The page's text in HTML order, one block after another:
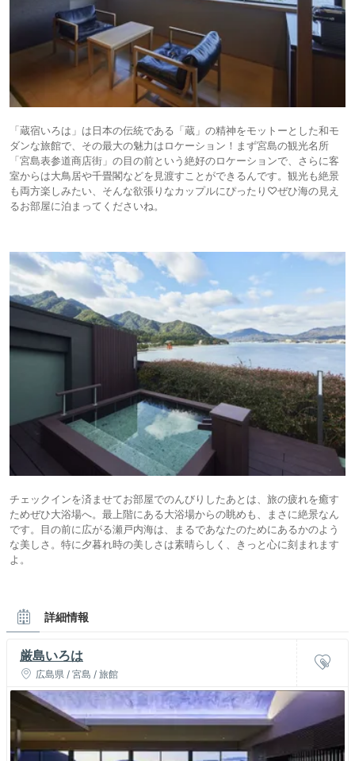
「蔵宿いろは」は日本の伝統である「蔵」の精神をモットーとした和モ
ダンな旅館で、その最大の魅力はロケーション！まず宮島の観光名所
「宮島表参道商店街」の目の前という絶好のロケーションで、さらに客
室からは大鳥居や千畳閣などを見渡すことができるんです。観光も絶景
も両方楽しみたい、そんな欲張りなカップルにぴったり♡ぜひ海の見え
るお部屋に泊まってくださいね。
チェックインを済ませてお部屋でのんびりしたあとは、旅の疲れを癒す
ためぜひ大浴場へ。最上階にある大浴場からの眺めも、まさに絶景なん
です。目の前に広がる瀬戸内海は、まるであなたのためにあるかのよう
な美しさ。特に夕暮れ時の美しさは素晴らしく、きっと心に刻まれます
よ。
詳細情報
厳島いろは
広島県 / 宮島 / 旅館